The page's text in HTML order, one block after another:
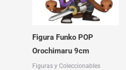
Figura Funko POP
Orochimaru 9cm
Figuras y Coleccionables